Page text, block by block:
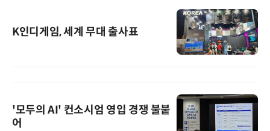
K인디게임, 세계 무대 출사표
'모두의 AI' 컨소시엄 영입 경쟁 불붙
어